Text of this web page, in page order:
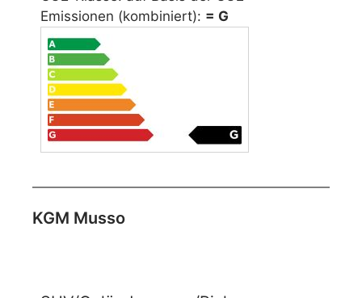
Emissionen (kombiniert): = G
KGM Musso